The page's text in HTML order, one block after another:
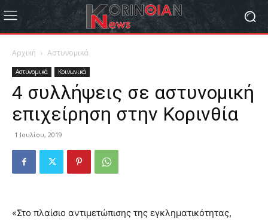
Αρχική Αστυνομικά
Αστυνομικά Κοινωνικά
4 συλλήψεις σε αστυνομική
επιχείρηση στην Κορινθία
1 Ιουλίου, 2019
«Στο πλαίσιο αντιμετώπισης της εγκληματικότητας,